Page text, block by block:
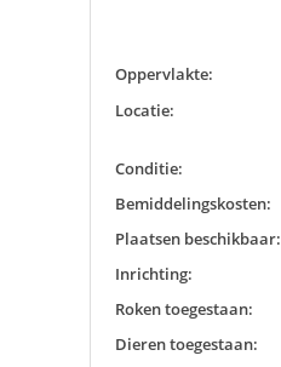
Oppervlakte:
Locatie:
Conditie:
Bemiddelingskosten:
Plaatsen beschikbaar:
Inrichting:
Roken toegestaan:
Dieren toegestaan: